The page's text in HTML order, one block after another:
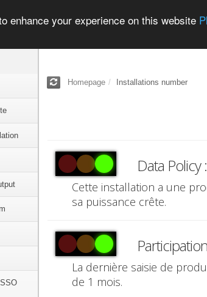
enhance your experience on this website
Homepage Installations number
Data
Cette installation a une
sa puissance crête.
La dernière saisie de
de 1 mois.